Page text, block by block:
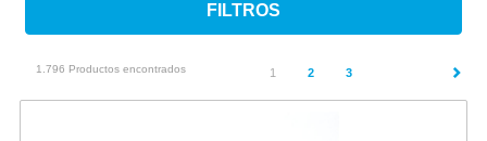
FILTROS
1.796 Productos encontrados 1 (current)
2 3